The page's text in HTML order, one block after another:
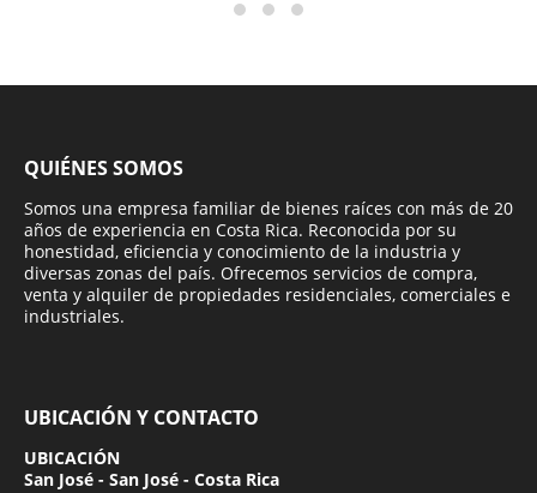
QUIÉNES SOMOS
Somos una empresa familiar de bienes raíces con más de 20
años de experiencia en Costa Rica. Reconocida por su
honestidad, eficiencia y conocimiento de la industria y
diversas zonas del país. Ofrecemos servicios de compra,
venta y alquiler de propiedades residenciales, comerciales e
industriales.
UBICACIÓN Y CONTACTO
UBICACIÓN
San José - San José - Costa Rica